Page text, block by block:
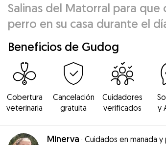
Salinas del Matorral para que
perro en su casa durante el
Beneficios de Gudog
Cobertura
veterinaria
Cancelación
gratuita
Cuidadores
verificados
y
Minerva · Cuidados en manada y